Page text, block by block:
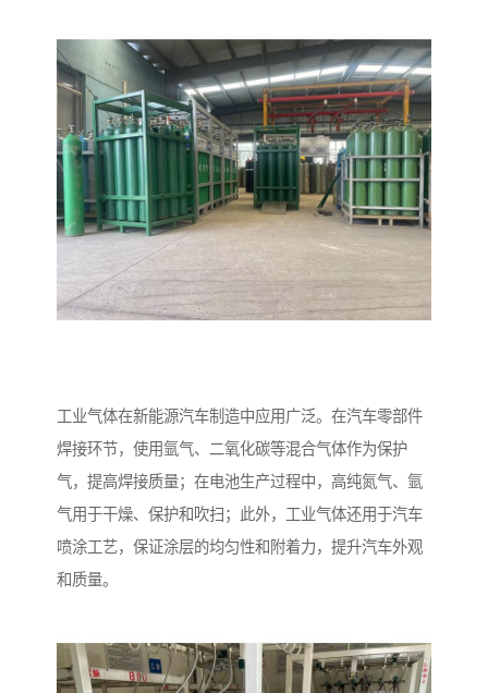
工业气体在新能源汽车制造中应用广泛。在汽车零部件
焊接环节，使用氩气、二氧化碳等混合气体作为保护
气，提高焊接质量；在电池生产过程中，高纯氮气、氩
气用于干燥、保护和吹扫；此外，工业气体还用于汽车
喷涂工艺，保证涂层的均匀性和附着力，提升汽车外观
和质量。​